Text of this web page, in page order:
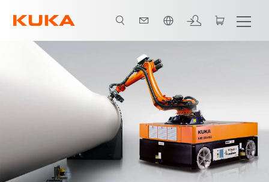
Componentes del KMR QUANTEC